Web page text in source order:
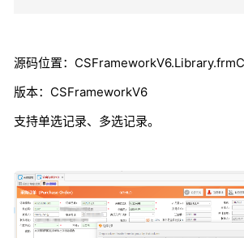
源码位置：
版本：CSFrameworkV6
支持单选记录、多选记录。